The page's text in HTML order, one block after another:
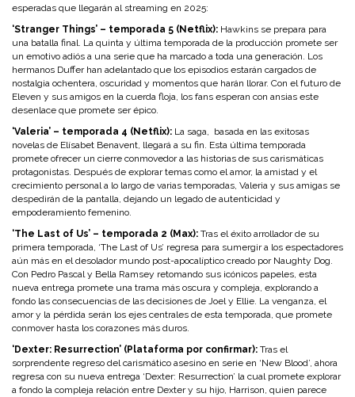
esperadas que llegarán al streaming en 2025:
‘Stranger Things’ – temporada 5 (Netflix): Hawkins se prepara para
una batalla final. La quinta y última temporada de la producción promete ser
un emotivo adiós a una serie que ha marcado a toda una generación. Los
hermanos Duffer han adelantado que los episodios estarán cargados de
nostalgia ochentera, oscuridad y momentos que harán llorar. Con el futuro de
Eleven y sus amigos en la cuerda floja, los fans esperan con ansias este
desenlace que promete ser épico.
‘Valeria’ – temporada 4 (Netflix): La saga, basada en las exitosas
novelas de Elísabet Benavent, llegará a su fin. Esta última temporada
promete ofrecer un cierre conmovedor a las historias de sus carismáticas
protagonistas. Después de explorar temas como el amor, la amistad y el
crecimiento personal a lo largo de varias temporadas, Valeria y sus amigas se
despedirán de la pantalla, dejando un legado de autenticidad y
empoderamiento femenino.
‘The Last of Us’ – temporada 2 (Max): Tras el éxito arrollador de su
primera temporada, ‘The Last of Us’ regresa para sumergir a los espectadores
aún más en el desolador mundo post-apocalíptico creado por Naughty Dog.
Con Pedro Pascal y Bella Ramsey retomando sus icónicos papeles, esta
nueva entrega promete una trama más oscura y compleja, explorando a
fondo las consecuencias de las decisiones de Joel y Ellie. La venganza, el
amor y la pérdida serán los ejes centrales de esta temporada, que promete
conmover hasta los corazones más duros.
‘Dexter: Resurrection’ (Plataforma por confirmar): Tras el
sorprendente regreso del carismático asesino en serie en ‘New Blood’, ahora
regresa con su nueva entrega ‘Dexter: Resurrection’ la cual promete explorar
a fondo la compleja relación entre Dexter y su hijo, Harrison, quien parece